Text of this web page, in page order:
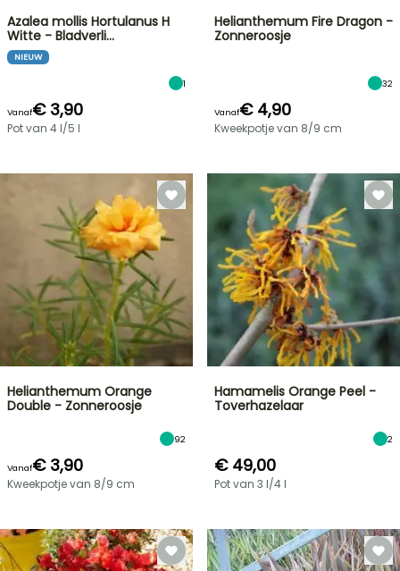
Azalea mollis Hortulanus H
Witte - Bladverli…
NIEUW
1
Vanaf€ 3,90
Pot van 4 l/5 l
Helianthemum Fire Dragon -
Zonneroosje
32
Vanaf€ 4,90
Kweekpotje van 8/9 cm
Helianthemum Orange
Double - Zonneroosje
92
Vanaf€ 3,90
Kweekpotje van 8/9 cm
Hamamelis Orange Peel -
Toverhazelaar
2
€ 49,00
Pot van 3 l/4 l